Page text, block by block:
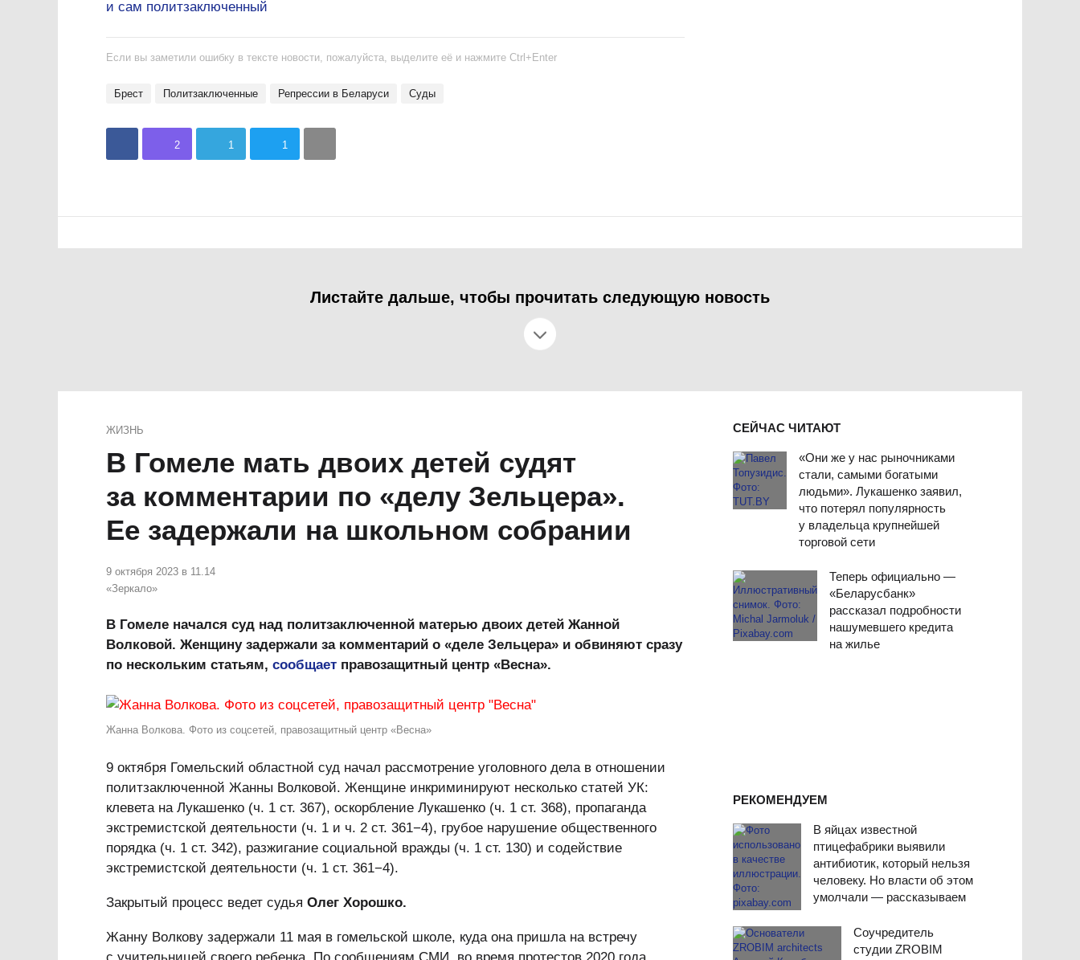
и сам политзаключенный
Если вы заметили ошибку в тексте новости, пожалуйста, выделите её и нажмите Ctrl+Enter
Брест политзаключенные репрессии в Беларуси Суды
2 1 1
Листайте дальше, чтобы прочитать следующую новость